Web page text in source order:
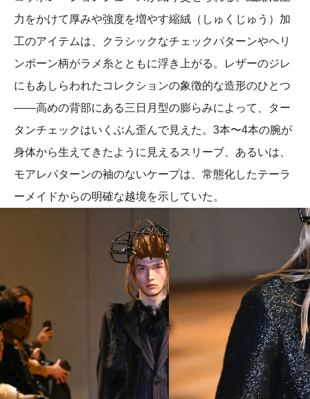
力をかけて厚みや強度を増やす縮絨（しゅくじゅう）加
工のアイテムは、クラシックなチェックパターンやヘリ
ンボーン柄がラメ糸とともに浮き上がる。レザーのジレ
にもあしらわれたコレクションの象徴的な造形のひとつ
——高めの背部にある三日月型の膨らみによって、ター
タンチェックはいくぶん歪んで見えた。3本〜4本の腕が
身体から生えてきたように見えるスリーブ、あるいは、
モアレパターンの袖のないケープは、常態化したテーラ
ーメイドからの明確な越境を示していた。